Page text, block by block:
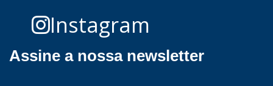
Instagram
Assine a nossa newsletter